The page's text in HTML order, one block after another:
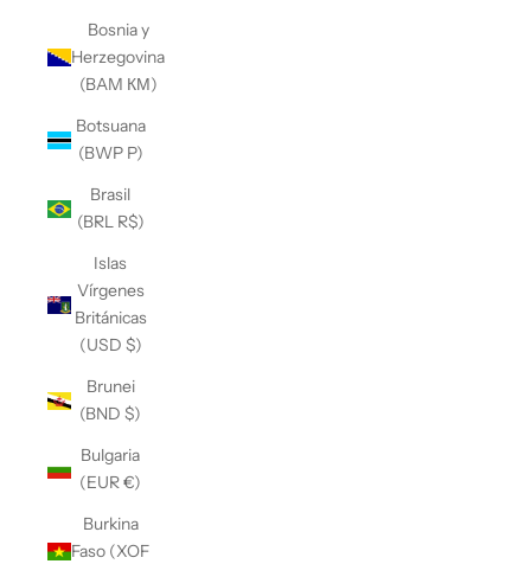
Bosnia y
Herzegovina
(BAM КМ)
Botsuana
(BWP P)
Brasil
(BRL R$)
Islas
Vírgenes
Británicas
(USD $)
Brunei
(BND $)
Bulgaria
(EUR €)
Burkina
Faso (XOF